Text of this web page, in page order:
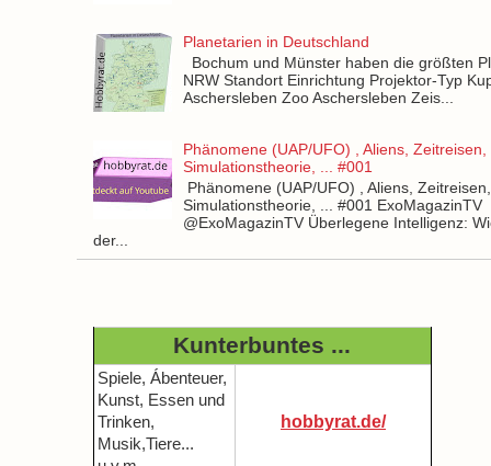
Planetarien in Deutschland
Bochum und Münster haben die größten
NRW Standort Einrichtung Projektor-Typ
Aschersleben Zoo Aschersleben Zeis...
Phänomene (UAP/UFO) , Aliens, Zeitreisen,
Simulationstheorie, ... #001
Phänomene (UAP/UFO) , Aliens, Zeitreisen,
Simulationstheorie, ... #001 ExoMagazinTV
@ExoMagazinTV Überlegene Intelligenz:
der...
Kunterbuntes ...
Spiele, Ábenteuer,
Kunst, Essen und
Trinken,
Musik,Tiere...
hobbyrat.de/